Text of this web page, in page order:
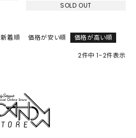
SOLD OUT
新着順 価格が安い順 価格が高い順
2件中 1-2件表示